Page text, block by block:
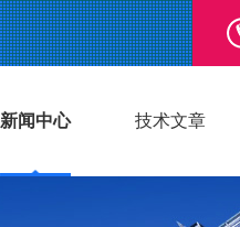
新闻中心 技术文章